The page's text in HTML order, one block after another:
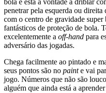
bola e está à vontade a driblar
penetrar pela esquerda ou
com o centro de gravidade
fantásticos de proteção de bola.
excelentemente a off-hand para
adversário das jogadas.
Chega facilmente ao pintado e
seus pontos são no painte vai
jogo. Números que não são
alguém que ainda está a